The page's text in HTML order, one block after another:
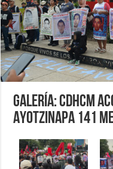
Galería: CDHCM
Ayotzinapa 141